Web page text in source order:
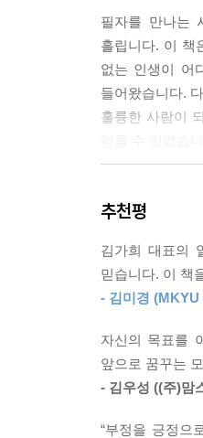
드디어 취업에
다. ‘내가 봐도
상대가 거부할
--- p.116
을 1등으로 만
다.
--- p.127
잘하면, 회사는
판으로 받아들
‘도전’으로 받
필자를 만나는
흘립니다. 이 책
없는 인생이 어
들어왔습니다.
훌륭한 사람이
생물학적으로
생리불순이나
식단을 1년 내
연상케 했습니다.
“왜 몸매 관리
있었습니다. 여
추천평
김가희 대표의
믿습니다. 이 책
- 김미경 (MKYU
자신의 목표를
앞으로 꿈꾸는
- 김우성 ((주)맘
“부정을 긍정으